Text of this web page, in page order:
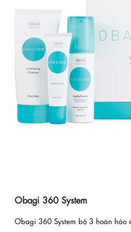
Obagi 360 System
Obagi 360 System bộ 3 hoàn hảo